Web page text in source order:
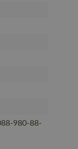
980-88-